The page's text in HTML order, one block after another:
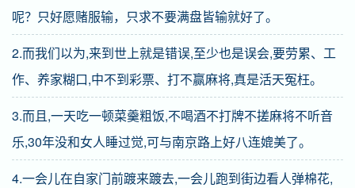
呢？只好愿赌服输，只求不要满盘皆输就好了。
2.而我们以为,来到世上就是错误,至少也是误会,要劳累、工
作、养家糊口,中不到彩票、打不赢麻将,真是活天冤枉。
3.而且,一天吃一顿菜羹粗饭,不喝酒不打牌不搓麻将不听音
乐,30年没和女人睡过觉,可与南京路上好八连媲美了。
4.一会儿在自家门前踱来踱去,一会儿跑到街边看人弹棉花,